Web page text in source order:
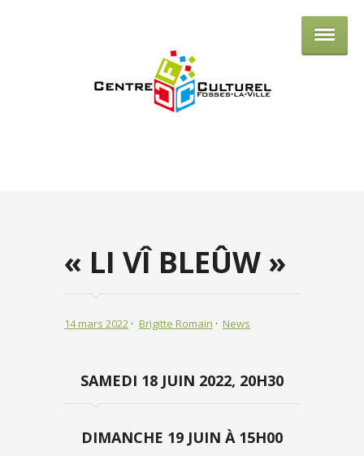
Centre culturel de Fosses-la-Ville
« LI VÎ BLEÛW »
14 mars 2022 Brigitte Romain News
SAMEDI 18 JUIN 2022, 20H30
DIMANCHE 19 JUIN À 15H00